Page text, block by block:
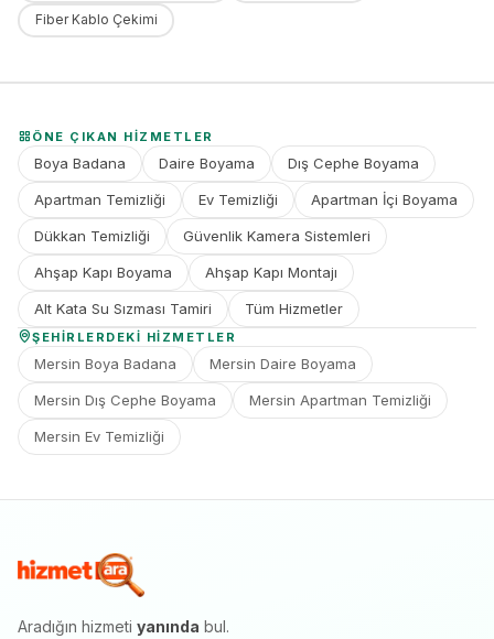
Fiber Kablo Çekimi
ÖNE ÇIKAN HIZMETLER
Boya Badana Daire Boyama Dış Cephe Boyama
Apartman Temizliği Ev Temizliği Apartman İçi Boyama
Dükkan Temizliği Güvenlik Kamera Sistemleri
Ahşap Kapı Boyama Ahşap Kapı Montajı
Alt Kata Su Sızması Tamiri Tüm Hizmetler
ŞEHIRLERDEKI HIZMETLER
Mersin Boya Badana Mersin Daire Boyama
Mersin Dış Cephe Boyama Mersin Apartman Temizliği
Mersin Ev Temizliği
Aradığın hizmeti yanında bul.